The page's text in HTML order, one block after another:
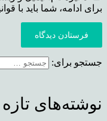
برای ادامه، شما باید با
فرستادن دیدگاه
جستجو برای:
نوشته‌های تازه